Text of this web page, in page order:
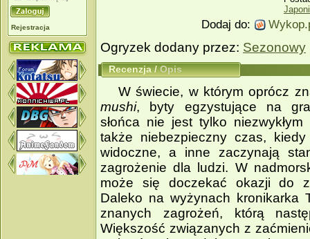
Rejestracja Dodaj do:
Ogryzek dodany przez: Sezonowy
Recenzja/Opis
W świecie, w którym oprócz
mushi, byty egzystujące na
słońca nie jest tylko
także niebezpieczny czas,
widoczne, a inne zaczynają
zagrożenie dla ludzi. W
może się doczekać okazji do
Daleko na wyżynach kronikarka
znanych zagrożeń, którą
Większość związanych z